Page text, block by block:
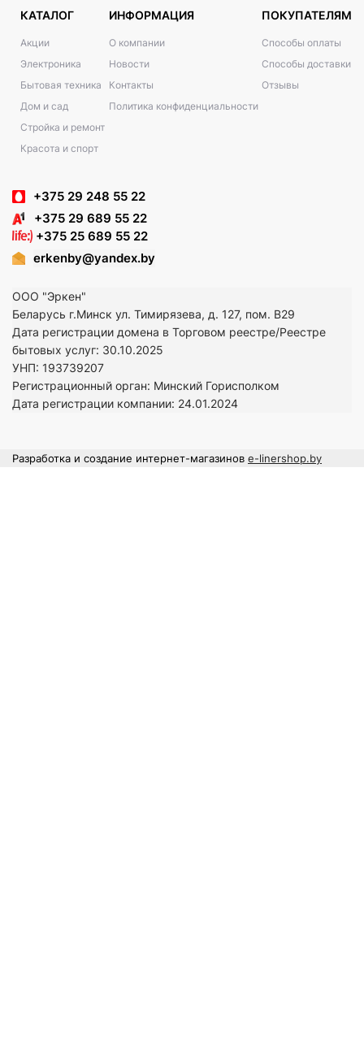
КАТАЛОГ
Акции
Электроника
Бытовая техника
Дом и сад
Стройка и ремонт
Красота и спорт
ИНФОРМАЦИЯ
О компании
Новости
Контакты
Политика конфиденциальности
ПОКУПАТЕЛЯМ
Способы оплаты
Способы доставки
Отзывы
+375 29 248 55 22
+375 29 689 55 22
+375 25 689 55 22
erkenby@yandex.by
ООО "Эркен"
Беларусь г.Минск ул. Тимирязева, д. 127, пом. В29
Дата регистрации домена в Торговом реестре/Реестре
бытовых услуг: 30.10.2025
УНП: 193739207
Регистрационный орган: Минский Горисполком
Дата регистрации компании: 24.01.2024
Разработка и создание интернет-магазинов e-linershop.by